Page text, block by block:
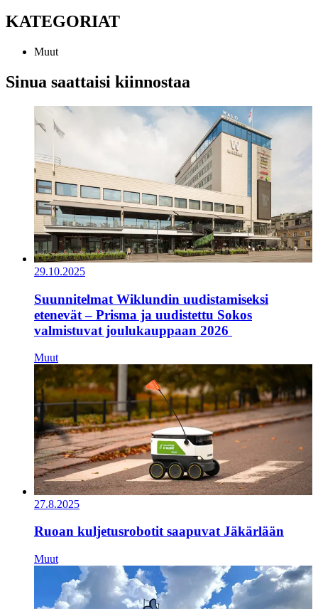
KATEGORIAT
Muut
Sinua saattaisi kiinnostaa
29.10.2025
Suunnitelmat Wiklundin uudistamiseksi
etenevät – Prisma ja uudistettu Sokos
valmistuvat joulukauppaan 2026
Muut
27.8.2025
Ruoan kuljetusrobotit saapuvat Jäkärlään
Muut